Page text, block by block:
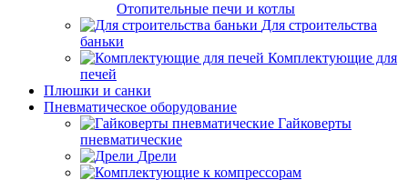
Отопительные печи и котлы
Для строительства
баньки
Комплектующие для
печей
Плюшки и санки
Пневматическое оборудование
Гайковерты
пневматические
Дрели